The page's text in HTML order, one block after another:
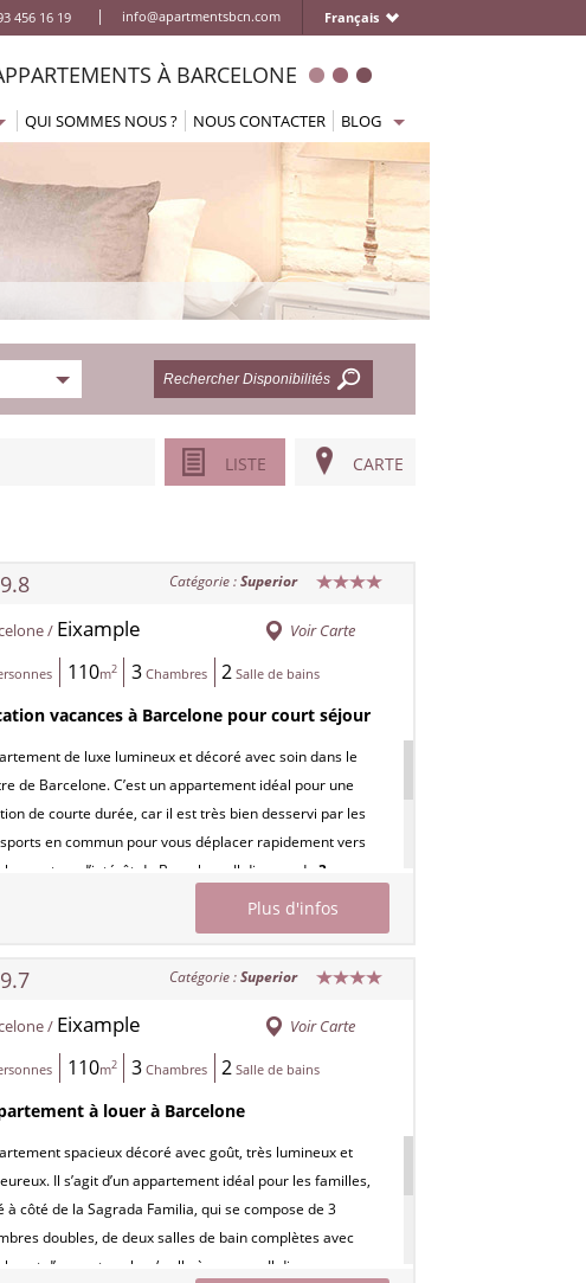
456 16 19 | info@apartmentsbcn.com Français
À BARCELONE
Appartements
QUI SOMMES NOUS ? NOUS CONTACTER
BLOG
Accueil
Arriver à Barcelone
Se déplacer
Boire et manger
Que faire/activités
Que visiter
Information pratique
LISTE CARTE
9.8 Catégorie :Superior
/ Eixample Voir Carte
110m2 3 Chambres 2 Salle de bains
vacances à Barcelone pour court séjour
de luxe lumineux et décoré avec soin dans le
de Barcelone. C’est un appartement idéal pour une
de courte durée, car il est très bien desservi par les
en commun pour vous déplacer rapidement vers
les centres d’intérêt de Barcelone. Il dispose de 3
et de deux salles de bain avec douche. La
ouverte sur le vaste salon est entièrement équipée, et
d’hébergement étant ainsi de 8 personnes.
dispose de l’air conditionné, du chauffage, de
wifi, et d’une télévision par satellite. Possibilité de
à proximité immédiate.
Plus d'infos
9.7 Catégorie :Superior
/ Eixample Voir Carte
110m2 3 Chambres 2 Salle de bains
à louer à Barcelone
spacieux décoré avec goût, très lumineux et
Il s’agit d’un appartement idéal pour les familles,
à côté de la Sagrada Familia, qui se compose de 3
doubles, de deux salles de bain complètes avec
et d’un vaste salon / salle à manger. Il dispose